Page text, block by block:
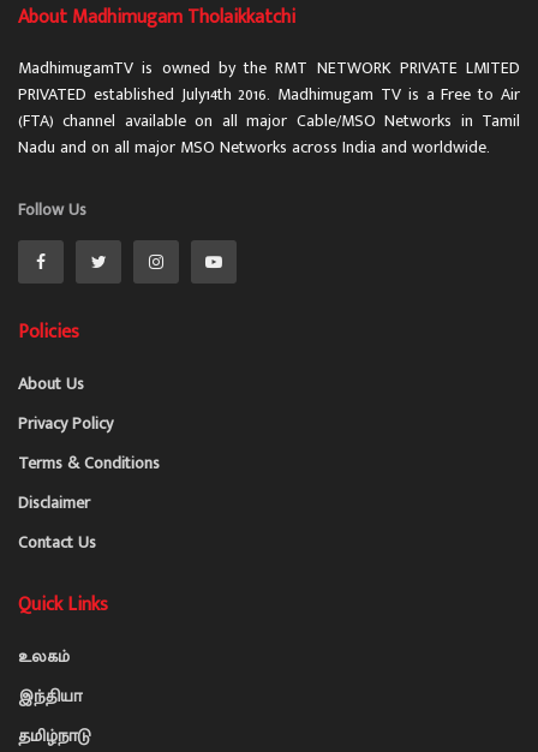
About Madhimugam Tholaikkatchi
MadhimugamTV is owned by the RMT NETWORK PRIVATE LMITED
PRIVATED established July14th 2016. Madhimugam TV is a Free to Air
(FTA) channel available on all major Cable/MSO Networks in Tamil
Nadu and on all major MSO Networks across India and worldwide.
Follow Us
Policies
About Us
Privacy Policy
Terms & Conditions
Disclaimer
Contact Us
Quick Links
உலகம்
இந்தியா
தமிழ்நாடு